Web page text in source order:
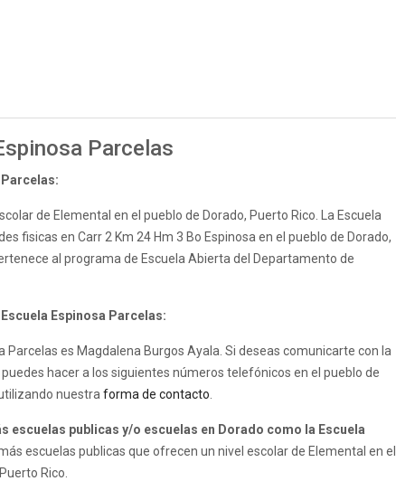
Parcelas
de Elemental en el pueblo de Dorado, Puerto Rico. La Escuela
fisicas en Carr 2 Km 24 Hm 3 Bo Espinosa en el pueblo de Dorado,
al programa de Escuela Abierta del Departamento de
Espinosa Parcelas:
Parcelas es Magdalena Burgos Ayala. Si deseas comunicarte con la
hacer a los siguientes números telefónicos en el pueblo de
nuestra forma de contacto
escuelas publicas y/o escuelas en Dorado como la Escuela
escuelas publicas que ofrecen un nivel escolar de Elemental en el
Rico.